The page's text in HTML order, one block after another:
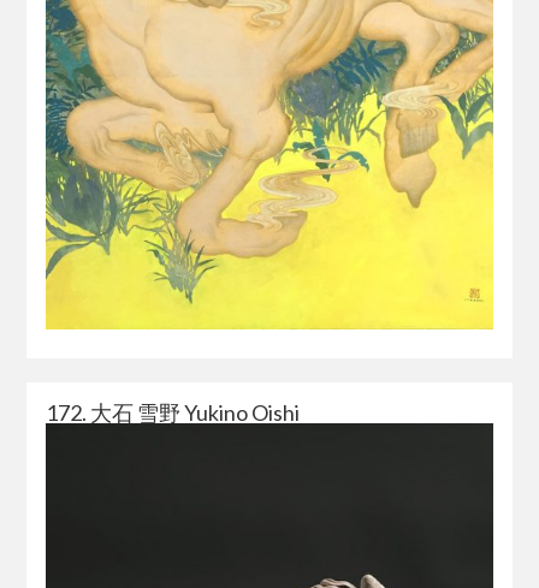
172. 大石 雪野 Yukino Oishi